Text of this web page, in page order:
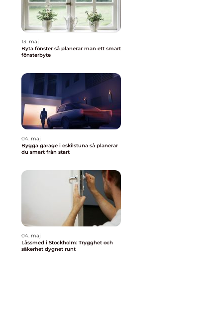
13. maj
Byta fönster så planerar man ett smart
fönsterbyte
04. maj
Bygga garage i eskilstuna så planerar
du smart från start
04. maj
Låssmed i Stockholm: Trygghet och
säkerhet dygnet runt